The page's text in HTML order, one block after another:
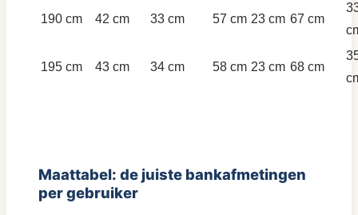
190 cm 42 cm 33 cm 57 cm 23 cm 67 cm
195 cm 43 cm 34 cm 58 cm 23 cm 68 cm
Maattabel: de juiste bankafmetingen
per gebruiker